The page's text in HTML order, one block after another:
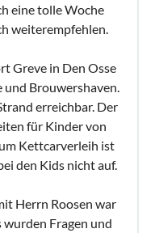
eine tolle Woche
weiterempfehlen.
Greve in Den Osse
Brouwershaven.
erreichbar. Der
für Kinder von
Kettcarverleih ist
den Kids nicht auf.
Herrn Roosen war
wurden Fragen und